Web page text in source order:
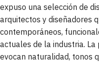
expuso una selección de
arquitectos y diseñadores
contemporáneos,
actuales de la industria.
evocan naturalidad, tonos